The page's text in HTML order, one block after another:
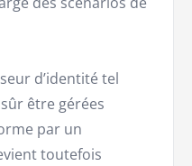
d’identité tel
être gérées
par un
toutefois